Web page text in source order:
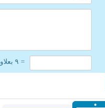
= ۹ بعلاوه ۴